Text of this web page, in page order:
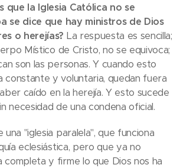
que la Iglesia Católica no se
se dice que hay ministros de Dios
o herejías? La respuesta es sencilla;
Místico de Cristo, no se equivoca;
son las personas. Y cuando esto
constante y voluntaria, quedan fuera
caído en la herejía. Y esto sucede
necesidad de una condena oficial.
"iglesia paralela", que funciona
eclesiástica, pero que ya no
completa y firme lo que Dios nos ha